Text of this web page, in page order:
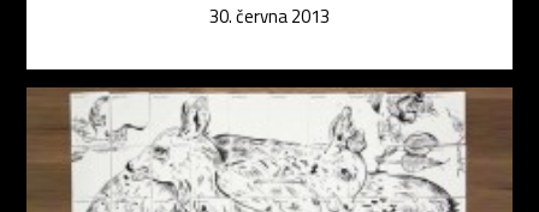
30. června 2013